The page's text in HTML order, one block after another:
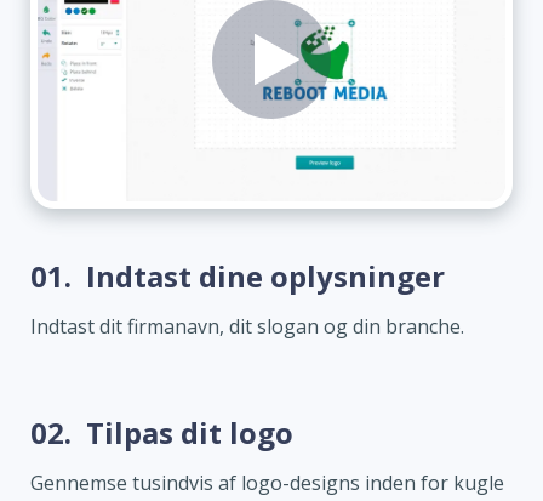
01. Indtast dine oplysninger
Indtast dit firmanavn, dit slogan og din branche.
02. Tilpas dit logo
Gennemse tusindvis af logo-designs inden for kugle